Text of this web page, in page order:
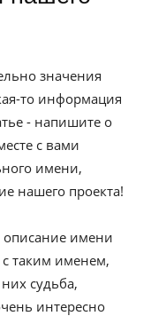
значения
то информация
- напишите о
с вами
имени,
нашего проекта!
описание имени
таким именем,
судьба,
интересно